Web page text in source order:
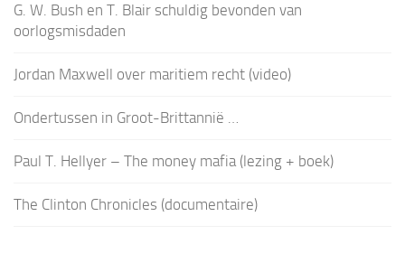
G. W. Bush en T. Blair schuldig bevonden van
oorlogsmisdaden
Jordan Maxwell over maritiem recht (video)
Ondertussen in Groot-Brittannië …
Paul T. Hellyer – The money mafia (lezing + boek)
The Clinton Chronicles (documentaire)